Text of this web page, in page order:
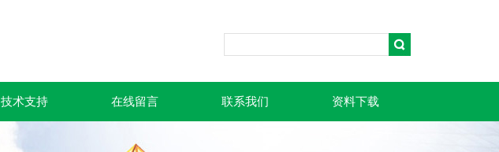
技术支持 在线留言 联系我们 资料下载